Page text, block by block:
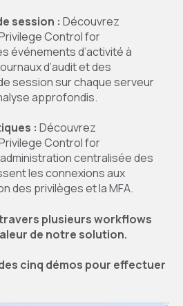
session : Découvrez
Control for
événements d’activité à
d’audit et des
sessionsur chaque serveur
approfondis.
: Découvrez
Control for
centralisée des
les connexions aux
des privilèges et la MFA.
plusieurs workflows
de notre solution.
cinq démos pour effectuer